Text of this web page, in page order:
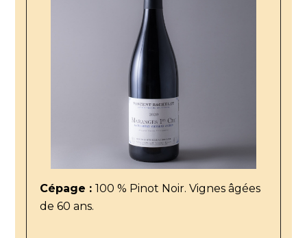
Cépage : 100 % Pinot Noir. Vignes âgées
de 60 ans.